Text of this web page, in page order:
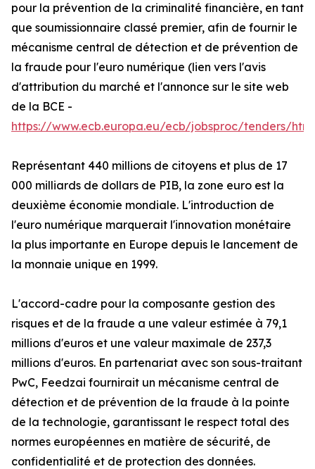
pour la prévention de la criminalité financière, en tant
que soumissionnaire classé premier, afin de fournir le
mécanisme central de détection et de prévention de
la fraude pour l'euro numérique (lien vers l'avis
d'attribution du marché et l'annonce sur le site web
de la BCE -
https://www.ecb.europa.eu/ecb/jobsproc/tenders/
Représentant 440 millions de citoyens et plus de 17
000 milliards de dollars de PIB, la zone euro est la
deuxième économie mondiale. L'introduction de
l'euro numérique marquerait l'innovation monétaire
la plus importante en Europe depuis le lancement de
la monnaie unique en 1999.
L'accord-cadre pour la composante gestion des
risques et de la fraude a une valeur estimée à 79,1
millions d'euros et une valeur maximale de 237,3
millions d'euros. En partenariat avec son sous-traitant
PwC, Feedzai fournirait un mécanisme central de
détection et de prévention de la fraude à la pointe
de la technologie, garantissant le respect total des
normes européennes en matière de sécurité, de
confidentialité et de protection des données.